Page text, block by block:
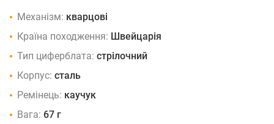
Механізм: кварцові
Країна походження: Швейцарія
Тип циферблата: стрілочний
Корпус: сталь
Ремінець: каучук
Вага: 67 г